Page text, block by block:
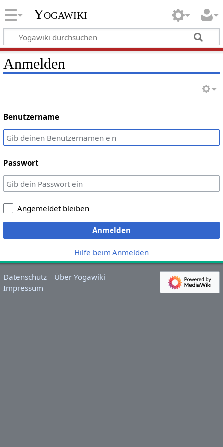
Yogawiki
Anmelden
Benutzername
Passwort
Angemeldet bleiben
Anmelden
Hilfe beim Anmelden
Datenschutz
Über Yogawiki
Impressum